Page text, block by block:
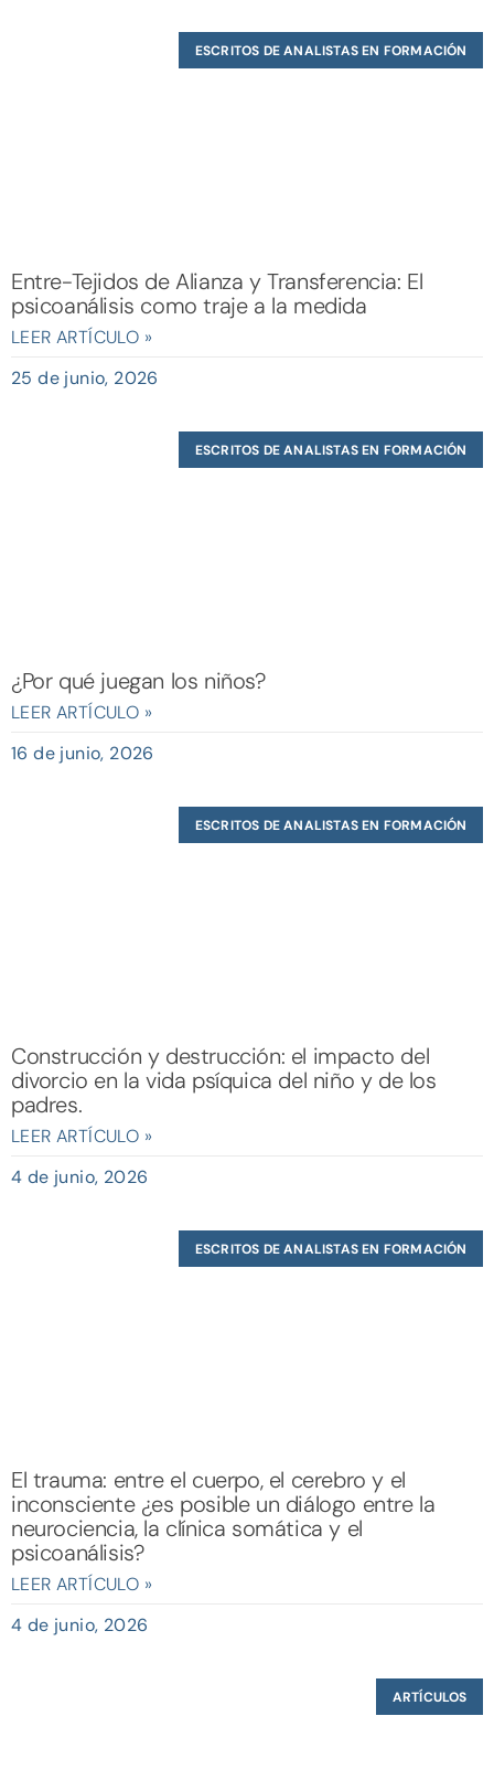
ESCRITOS DE ANALISTAS EN FORMACIÓN
Entre-Tejidos de Alianza y Transferencia: El
psicoanálisis como traje a la medida
LEER ARTÍCULO »
25 de junio, 2026
ESCRITOS DE ANALISTAS EN FORMACIÓN
¿Por qué juegan los niños?
LEER ARTÍCULO »
16 de junio, 2026
ESCRITOS DE ANALISTAS EN FORMACIÓN
Construcción y destrucción: el impacto del
divorcio en la vida psíquica del niño y de los
padres.
LEER ARTÍCULO »
4 de junio, 2026
ESCRITOS DE ANALISTAS EN FORMACIÓN
El trauma: entre el cuerpo, el cerebro y el
inconsciente ¿es posible un diálogo entre la
neurociencia, la clínica somática y el
psicoanálisis?
LEER ARTÍCULO »
4 de junio, 2026
ARTÍCULOS